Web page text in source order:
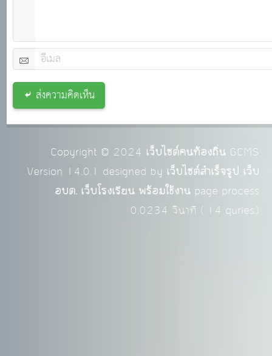
ส่งความคิดเห็น
Copyright © 2024 เว็บไซต์คนท้องถิ่นGCMS
Version 14.0.1 designed by เว็บไซต์สำเร็จรูป เว็บ
อบต. เว็บโรงเรียน พร้อมใช้งานpage process
0.0234 วินาที ( 14 quries.)